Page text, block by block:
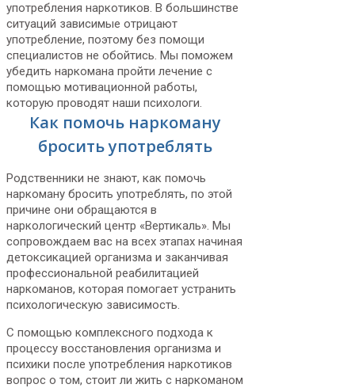
употребления наркотиков. В большинстве
ситуаций зависимые отрицают
употребление, поэтому без помощи
специалистов не обойтись. Мы поможем
убедить наркомана пройти лечение с
помощью мотивационной работы,
которую проводят наши психологи.
Как помочь наркоману
бросить употреблять
Родственники не знают, как помочь
наркоману бросить употреблять, по этой
причине они обращаются в
наркологический центр «Вертикаль». Мы
сопровождаем вас на всех этапах начиная
детоксикацией организма и заканчивая
профессиональной реабилитацией
наркоманов, которая помогает устранить
психологическую зависимость.
С помощью комплексного подхода к
процессу восстановления организма и
психики после употребления наркотиков
вопрос о том, стоит ли жить с наркоманом